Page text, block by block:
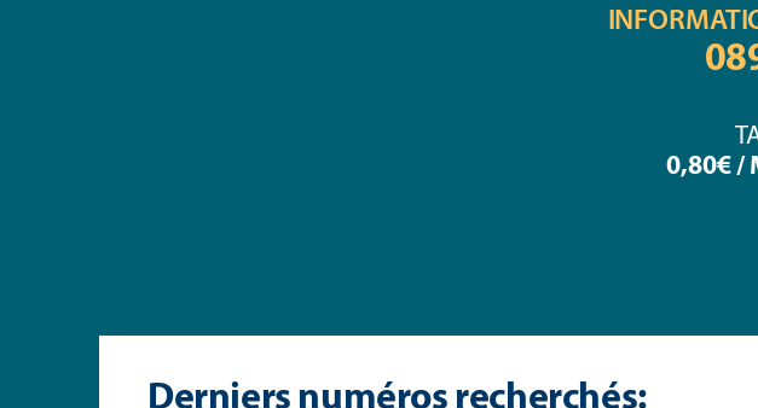
0,80€ /
Derniers numéros recherchés: